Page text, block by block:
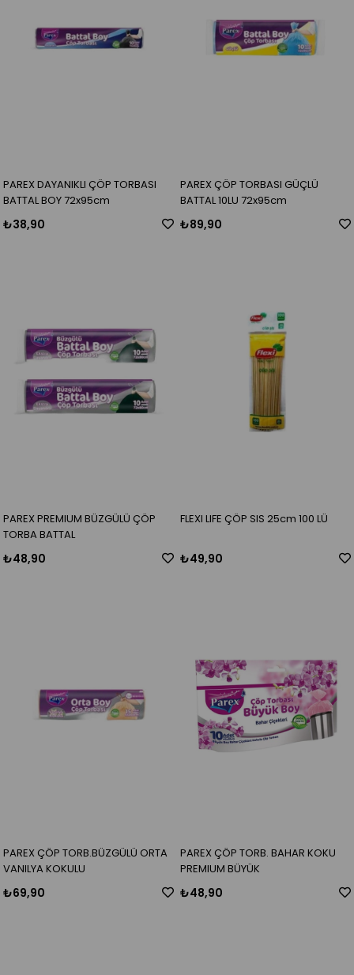
PAREX DAYANIKLI ÇÖP TORBASI
BATTAL BOY 72x95cm
₺38,90
PAREX ÇÖP TORBASI GÜÇLÜ
BATTAL 10LU 72x95cm
₺89,90
PAREX PREMIUM BÜZGÜLÜ ÇÖP
TORBA BATTAL
₺48,90
FLEXI LIFE ÇÖP SIS 25cm 100 LÜ
₺49,90
PAREX ÇÖP TORB.BÜZGÜLÜ ORTA
VANILYA KOKULU
₺69,90
PAREX ÇÖP TORB. BAHAR KOKU
PREMIUM BÜYÜK
₺48,90